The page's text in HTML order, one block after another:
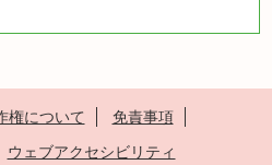
権について
免責事項
ウェブアクセシビリティ